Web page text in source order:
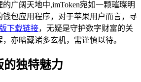
的广阔天地中,imToken宛如一颗璀璨明
钱包应用程序，对于苹果用户而言，寻
下载链接，无疑是守护数字财富的关
亦暗藏诸多玄机，需谨慎以待。
的独特魅力